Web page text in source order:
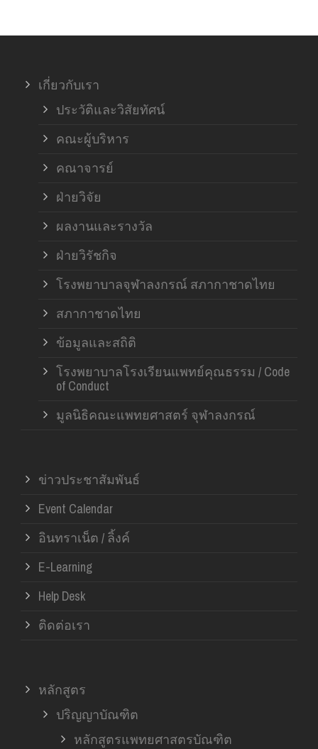
เกี่ยวกับเรา
ประวัติและวิสัยทัศน์
คณะผู้บริหาร
คณาจารย์
ฝ่ายวิจัย
ผลงานและรางวัล
ฝ่ายวิรัชกิจ
โรงพยาบาลจุฬาลงกรณ์ สภากาชาดไทย
สภากาชาดไทย
ข้อมูลและสถิติ
โรงพยาบาลโรงเรียนแพทย์คุณธรรม / Code
of Conduct
มูลนิธิคณะแพทยศาสตร์ จุฬาลงกรณ์
ข่าวประชาสัมพันธ์
Event Calendar
อินทราเน็ต / ลิ้งค์
E-Learning
Help Desk
ติดต่อเรา
หลักสูตร
ปริญญาบัณฑิต
หลักสูตรแพทยศาสตรบัณฑิต